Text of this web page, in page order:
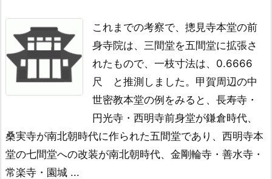
これまでの考察で、摠見寺本堂の前
身寺院は、 三間堂を五間堂に拡張さ
れたもので、 一枝寸法は、0.6666
尺 と推測しました。 甲賀周辺の中
世密教本堂の例をみると、 長寿寺・
円光寺・西明寺前身堂が鎌倉時代、
桑実寺が南北朝時代に作られた五間堂であり、 西明寺本
堂の七間堂への改装が南北朝時代、 金剛輪寺・善水寺・
常楽寺・園城 ...